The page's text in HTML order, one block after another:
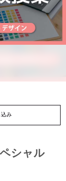
込み
ペシャル